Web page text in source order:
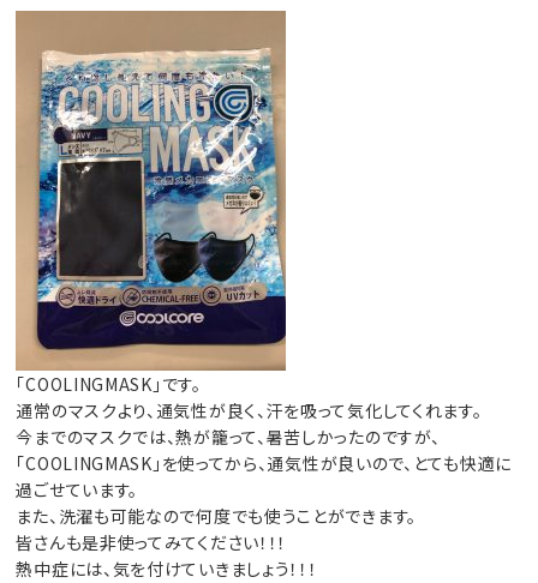
「COOLINGMASK」です。
通常のマスクより、通気性が良く、汗を吸って気化してくれます。
今までのマスクでは、熱が籠って、暑苦しかったのですが、
「COOLINGMASK」を使ってから、通気性が良いので、とても快適に
過ごせています。
また、洗濯も可能なので何度でも使うことができます。
皆さんも是非使ってみてください！！！
熱中症には、気を付けていきましょう！！！